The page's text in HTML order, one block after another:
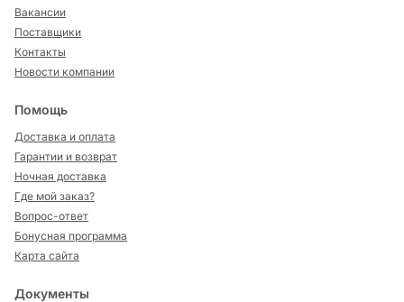
Вакансии
Поставщики
Контакты
Новости компании
Помощь
Доставка и оплата
Гарантии и возврат
Ночная доставка
Где мой заказ?
Вопрос-ответ
Бонусная программа
Карта сайта
Документы